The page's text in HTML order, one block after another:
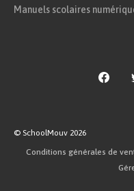
Manuels scolaires
© SchoolMouv 2026
Conditions générales de